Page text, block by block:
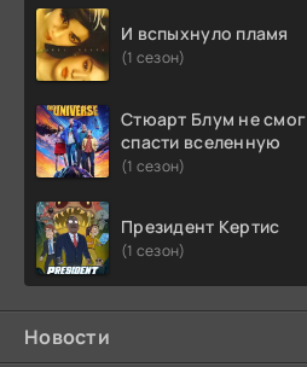
И вспыхнуло пламя
(1 сезон)
Стюарт Блум не смог
спасти вселенную
(1 сезон)
Президент Кертис
(1 сезон)
Новости